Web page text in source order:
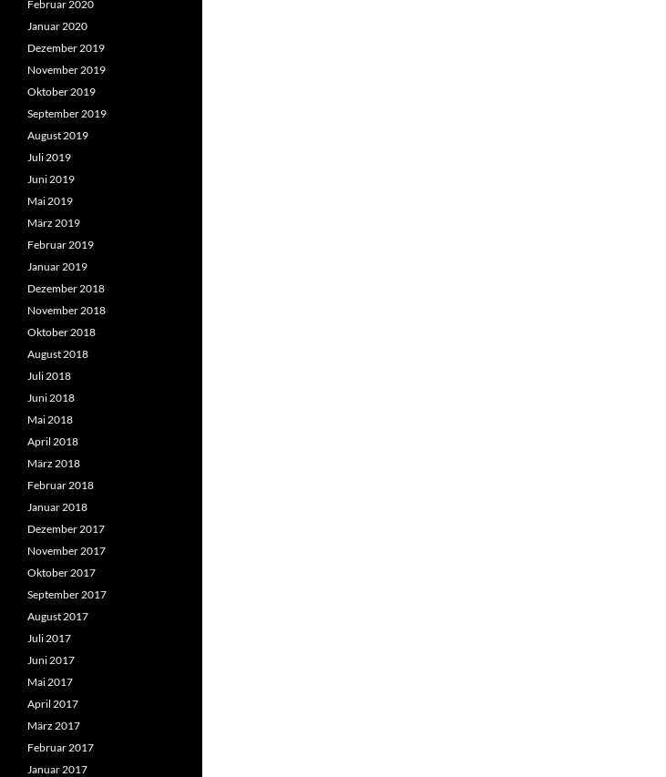
Februar 2020
Januar 2020
Dezember 2019
November 2019
Oktober 2019
September 2019
August 2019
Juli 2019
Juni 2019
Mai 2019
März 2019
Februar 2019
Januar 2019
Dezember 2018
November 2018
Oktober 2018
August 2018
Juli 2018
Juni 2018
Mai 2018
April 2018
März 2018
Februar 2018
Januar 2018
Dezember 2017
November 2017
Oktober 2017
September 2017
August 2017
Juli 2017
Juni 2017
Mai 2017
April 2017
März 2017
Februar 2017
Januar 2017